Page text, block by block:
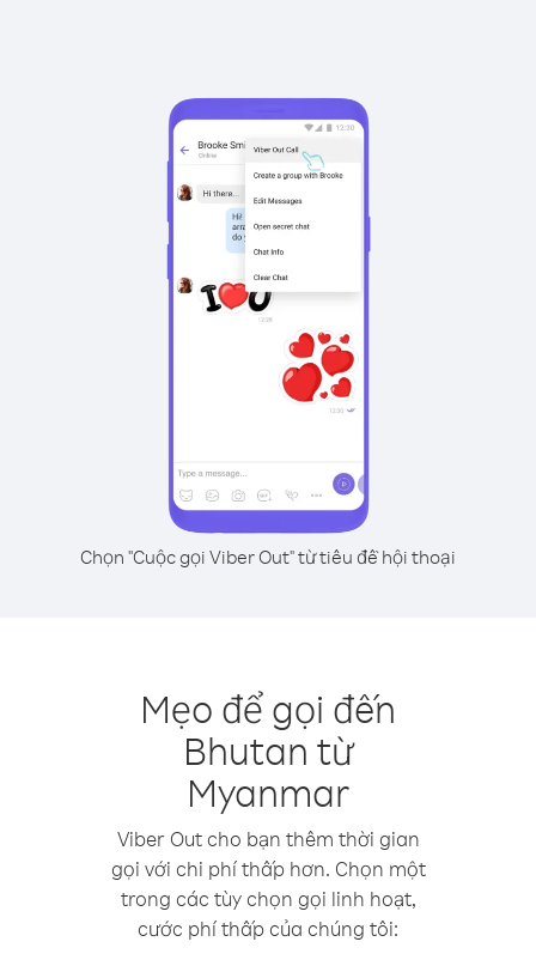
Chọn "Cuộc gọi Viber Out" từ tiêu đề hội thoại
Mẹo để gọi đến
Bhutan từ
Myanmar
Viber Out cho bạn thêm thời gian
gọi với chi phí thấp hơn. Chọn một
trong các tùy chọn gọi linh hoạt,
cước phí thấp của chúng tôi: